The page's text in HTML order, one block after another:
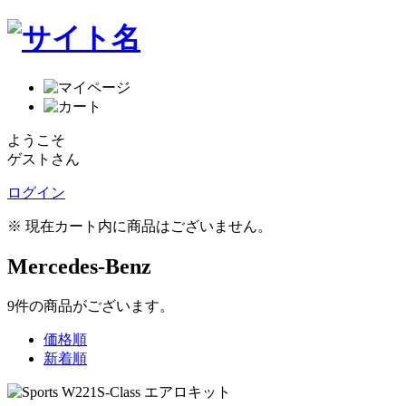
ようこそ
ゲストさん
ログイン
※ 現在カート内に商品はございません。
Mercedes-Benz
9件の商品がございます。
価格順
新着順